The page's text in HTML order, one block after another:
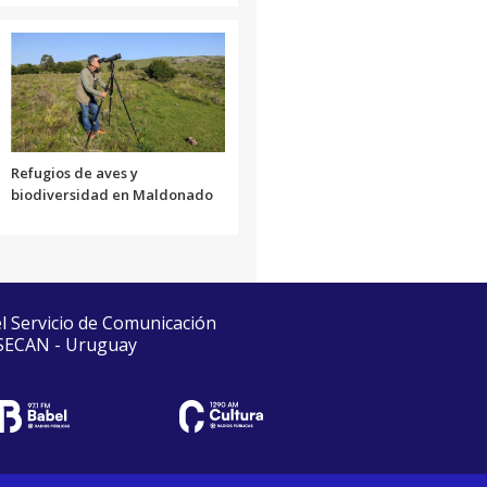
Refugios de aves y
biodiversidad en Maldonado
de Comunicación
- Uruguay